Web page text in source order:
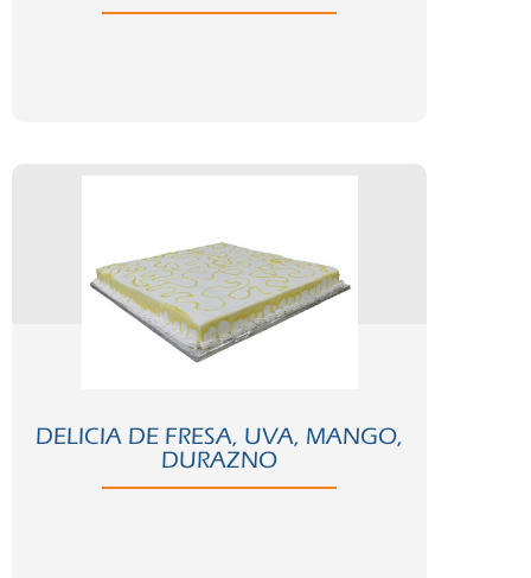
DELICIA DE FRESA, UVA, MANGO,
DURAZNO
Comprar ahora